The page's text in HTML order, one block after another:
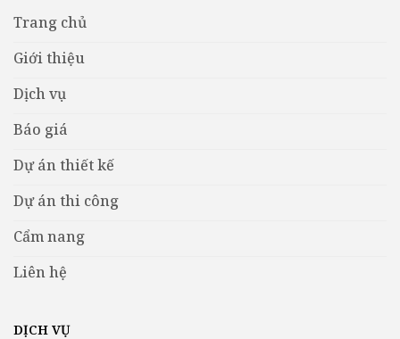
Trang chủ
Giới thiệu
Dịch vụ
Báo giá
Dự án thiết kế
Dự án thi công
Cẩm nang
Liên hệ
DỊCH VỤ